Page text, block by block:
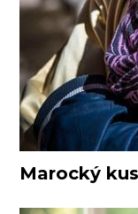
Marocký